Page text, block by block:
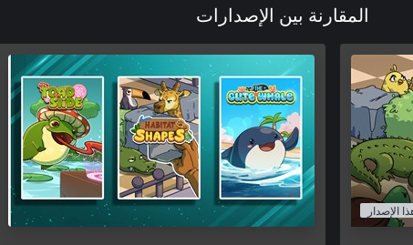
المقارنة بين الإصدارات
الإصدار